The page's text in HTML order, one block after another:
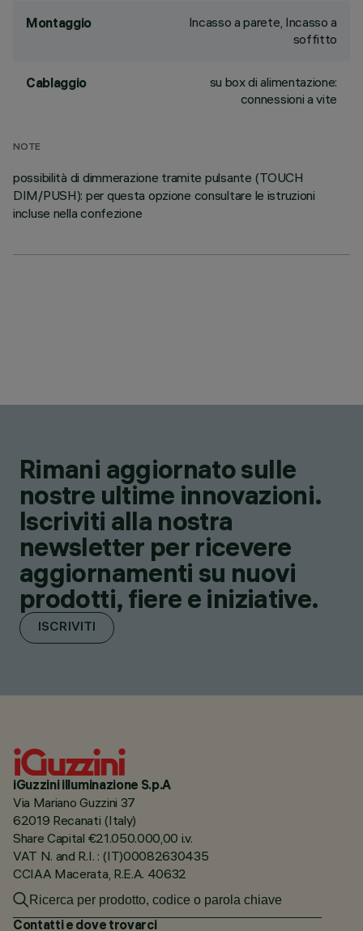
Montaggio
Incasso a parete, Incasso a
soffitto
Cablaggio
su box di alimentazione:
connessioni a vite
NOTE
possibilità di dimmerazione tramite pulsante (TOUCH
DIM/PUSH): per questa opzione consultare le istruzioni
incluse nella confezione
Rimani aggiornato sulle
nostre ultime innovazioni.
Iscriviti alla nostra
newsletter per ricevere
aggiornamenti su nuovi
prodotti, fiere e iniziative.
ISCRIVITI
iGuzzini illuminazione S.p.A
Via Mariano Guzzini 37
62019 Recanati (Italy)
Share Capital €21.050.000,00 i.v.
VAT N. and R.I. : (IT)00082630435
CCIAA Macerata, R.E.A. 40632
Contatti e dove trovarci